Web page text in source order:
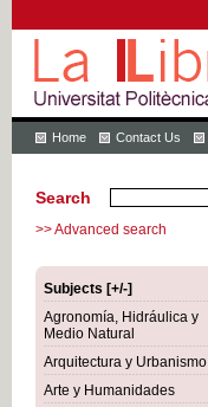
Home Contact Us
Search
>> Advanced search
Subjects [+/-]
Agronomía, Hidráulica y
Medio Natural
Arquitectura y Urbanismo
Arte y Humanidades